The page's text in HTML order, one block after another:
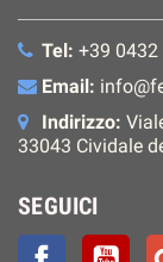
Tel: +39
Email:
Indirizzo:
33043 Cividale
SEGUICI
Facebook